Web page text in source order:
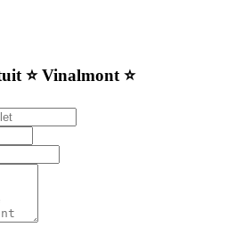
⭐️ Vinalmont ⭐️